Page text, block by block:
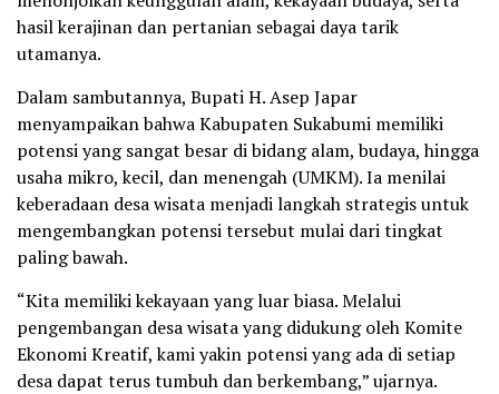
hasil kerajinan dan pertanian sebagai daya tarik
utamanya.
Dalam sambutannya, Bupati H. Asep Japar
menyampaikan bahwa Kabupaten Sukabumi memiliki
potensi yang sangat besar di bidang alam, budaya, hingga
usaha mikro, kecil, dan menengah (UMKM). Ia menilai
keberadaan desa wisata menjadi langkah strategis untuk
mengembangkan potensi tersebut mulai dari tingkat
paling bawah.
“Kita memiliki kekayaan yang luar biasa. Melalui
pengembangan desa wisata yang didukung oleh Komite
Ekonomi Kreatif, kami yakin potensi yang ada di setiap
desa dapat terus tumbuh dan berkembang,” ujarnya.